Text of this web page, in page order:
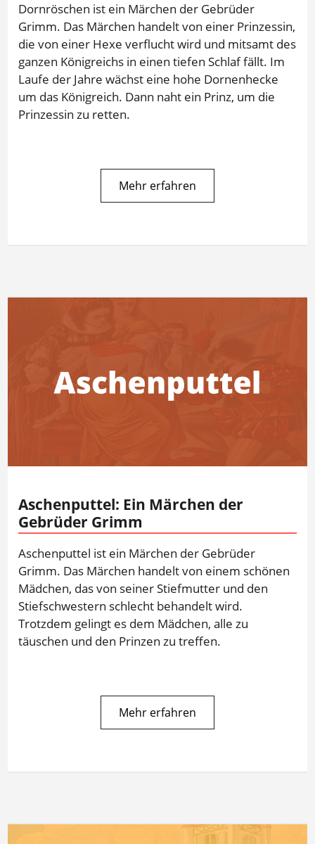
Dornröschen ist ein Märchen der Gebrüder
Grimm. Das Märchen handelt von einer Prinzessin,
die von einer Hexe verflucht wird und mitsamt des
ganzen Königreichs in einen tiefen Schlaf fällt. Im
Laufe der Jahre wächst eine hohe Dornenhecke
um das Königreich. Dann naht ein Prinz, um die
Prinzessin zu retten.
Mehr erfahren
Aschenputtel: Ein Märchen der
Gebrüder Grimm
Aschenputtel ist ein Märchen der Gebrüder
Grimm. Das Märchen handelt von einem schönen
Mädchen, das von seiner Stiefmutter und den
Stiefschwestern schlecht behandelt wird.
Trotzdem gelingt es dem Mädchen, alle zu
täuschen und den Prinzen zu treffen.
Mehr erfahren